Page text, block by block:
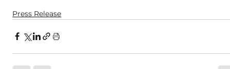
Press Release